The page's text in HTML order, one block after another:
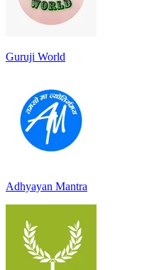
Guruji World
Adhyayan Mantra